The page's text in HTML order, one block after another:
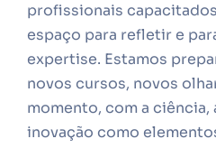
profissionais
espaço para refletir e
expertise. Estamos
novos cursos, novos
momento, com a ciência,
inovação como